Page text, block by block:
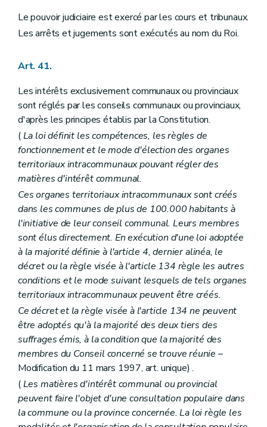
Le pouvoir judiciaire est exercé par les cours et tribunaux.
Les arrêts et jugements sont exécutés au nom du Roi.
Art. 41.
Les intérêts exclusivement communaux ou provinciaux
sont réglés par les conseils communaux ou provinciaux,
d'après les principes établis par la Constitution.
(La loi définit les compétences, les règles de
fonctionnement et le mode d'élection des organes
territoriaux intracommunaux pouvant régler des
matières d'intérêt communal.
Ces organes territoriaux intracommunaux sont créés
dans les communes de plus de 100.000 habitants à
l'initiative de leur conseil communal. Leurs membres
sont élus directement. En exécution d'une loi adoptée
à la majorité définie à l'article 4, dernier alinéa, le
décret ou la règle visée à l'article 134 règle les autres
conditions et le mode suivant lesquels de tels organes
territoriaux intracommunaux peuvent être créés.
Ce décret et la règle visée à l'article 134 ne peuvent
être adoptés qu'à la majorité des deux tiers des
suffrages émis, à la condition que la majorité des
membres du Conseil concerné se trouve réunie –
Modification du 11 mars 1997, art. unique) .
(Les matières d'intérêt communal ou provincial
peuvent faire l'objet d'une consultation populaire dans
la commune ou la province concernée. La loi règle les